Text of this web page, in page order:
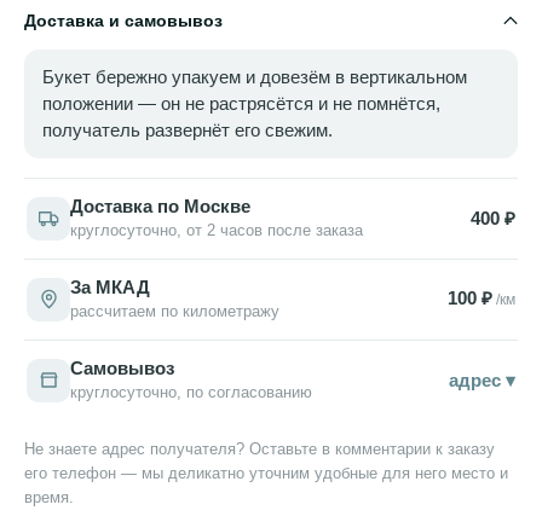
выбором.
Доставка и самовывоз
Букет бережно упакуем и довезём в вертикальном
положении — он не растрясётся и не помнётся,
получатель развернёт его свежим.
Доставка по Москве
круглосуточно, от 2 часов после заказа
400 ₽
За МКАД
рассчитаем по километражу
100 ₽ /км
Самовывоз
круглосуточно, по согласованию
адрес ▾
Не знаете адрес получателя? Оставьте в комментарии к заказу
его телефон — мы деликатно уточним удобные для него место и
время.